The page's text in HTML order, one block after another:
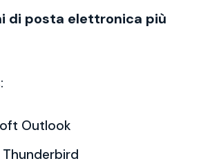
di posta elettronica più
:
Outlook
Thunderbird